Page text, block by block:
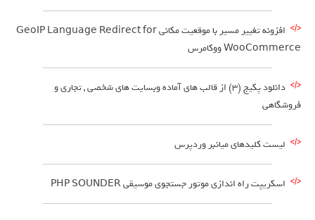
افزونه تغییر مسیر با موقعیت مکانی GeoIP Language Redirect for
WooCommerce ووکامرس
دانلود پکیج (3) از قالب های آماده وبسایت های شخصی , تجاری و
فروشگاهی
لیست کلیدهای میانبر وردپرس
اسکریپت راه اندازی موتور جستجوی موسیقی PHP SOUNDER